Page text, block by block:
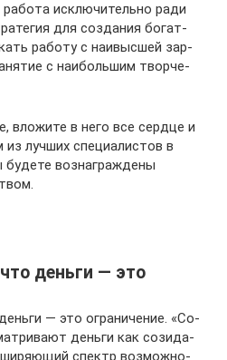
ис­клю­чи­тель­но ради
для со­зда­ния бо­гат­
ра­бо­ту с наи­выс­шей зар­
с наи­боль­шим твор­че­
вло­жи­те в него все серд­це и
луч­ших спе­ци­а­ли­стов в
бу­де­те воз­на­граж­де­ны
деньги — это
— это ограничение. «Со­
день­ги как со­зи­да­
спектр воз­мож­но­